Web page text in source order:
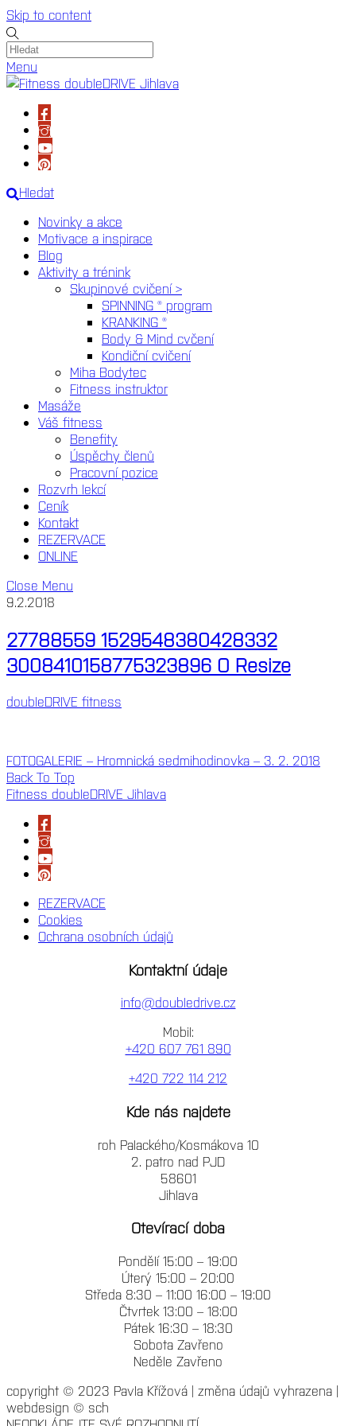
Skip to content
Menu
Hledat
Novinky a akce
Motivace a inspirace
Blog
Aktivity a trénink
Skupinové cvičení >
SPINNING ® program
KRANKING ®
Body & Mind cvčení
Kondiční cvičení
Miha Bodytec
Fitness instruktor
Masáže
Váš fitness
Benefity
Úspěchy členů
Pracovní pozice
Rozvrh lekcí
Ceník
Kontakt
REZERVACE
ONLINE
Close Menu
9.2.2018
27788559 1529548380428332
3008410158775323896 O Resize
doubleDRIVE fitness
FOTOGALERIE – Hromnická sedmihodinovka – 3. 2. 2018
Back To Top
Fitness doubleDRIVE Jihlava
REZERVACE
Cookies
Ochrana osobních údajů
Kontaktní údaje
info@doubledrive.cz
Mobil:
+420 607 761 890
+420 722 114 212
Kde nás najdete
roh Palackého/Kosmákova 10
2. patro nad PJD
58601
Jihlava
Otevírací doba
Pondělí 15:00 – 19:00
Úterý 15:00 – 20:00
Středa 8:30 – 11:00 16:00 – 19:00
Čtvrtek 13:00 – 18:00
Pátek 16:30 – 18:30
Sobota Zavřeno
Neděle Zavřeno
copyright © 2023 Pavla Křížová | změna údajů vyhrazena |
webdesign © sch